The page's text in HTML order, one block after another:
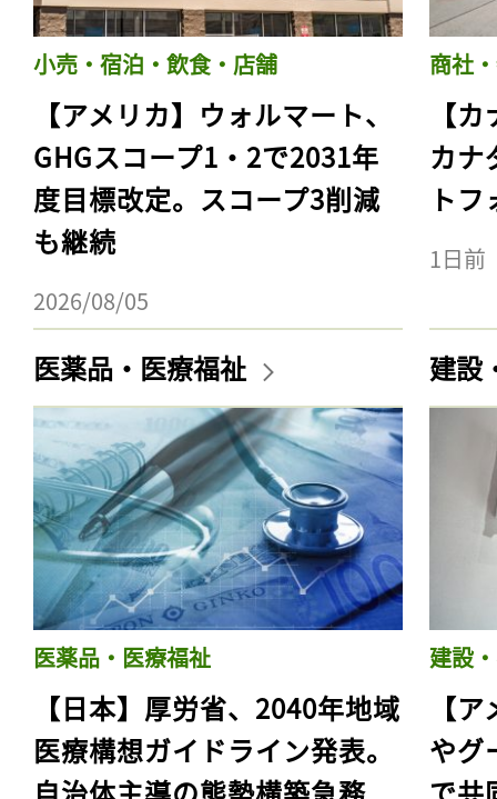
小売・宿泊・飲食・店舗
【アメリカ】ウォルマート、
GHGスコープ1・2で2031年
度目標改定。スコープ3削減
も継続
2026/08/05
商社
【
カナ
ト
1日前
医薬品・医療福祉
医薬品・医療福祉
【日本】厚労省、2040年地域
医療構想ガイドライン発表。
建設
建設
【
やグ